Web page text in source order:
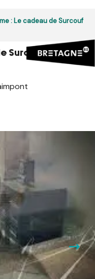
: Le cadeau de Surcouf
Surcouf